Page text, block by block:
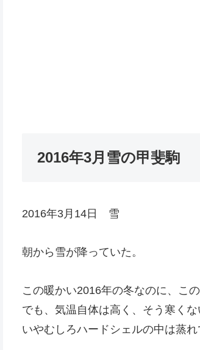
2016年3月雪の甲斐駒
2016年3月14日 雪
朝から雪が降っていた。
この暖かい2016年の冬なのに、こ
でも、気温自体は高く、そう寒くな
いやむしろハードシェルの中は蒸れ